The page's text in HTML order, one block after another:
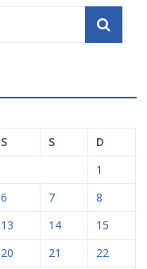
S S
D
1
6 7
8
13 14
15
20 21
22